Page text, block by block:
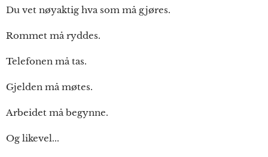
Du vet nøyaktig hva som må gjøres.
Rommet må ryddes.
Telefonen må tas.
Gjelden må møtes.
Arbeidet må begynne.
Og likevel...